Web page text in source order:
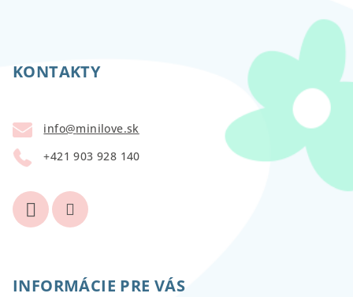
KONTAKTY
info@minilove.sk
+421 903 928 140
INFORMÁCIE PRE VÁS